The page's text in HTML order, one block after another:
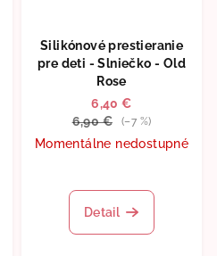
Silikónové prestieranie
pre deti - Slniečko - Old
Rose
6,40 €
6,90 €
(–7 %)
Momentálne nedostupné
Detail